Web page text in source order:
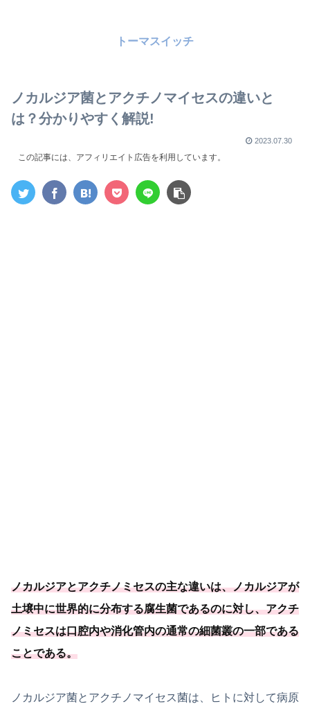
トーマスイッチ
ノカルジア菌とアクチノマイセスの違いと
は？分かりやすく解説!
2023.07.30
この記事には、アフィリエイト広告を利用しています。
ノカルジアとアクチノミセスの主な違いは、ノカルジアが
土壌中に世界的に分布する腐生菌であるのに対し、アクチ
ノミセスは口腔内や消化管内の通常の細菌叢の一部である
ことである。
ノカルジア菌とアクチノマイセス菌は、ヒトに対して病原